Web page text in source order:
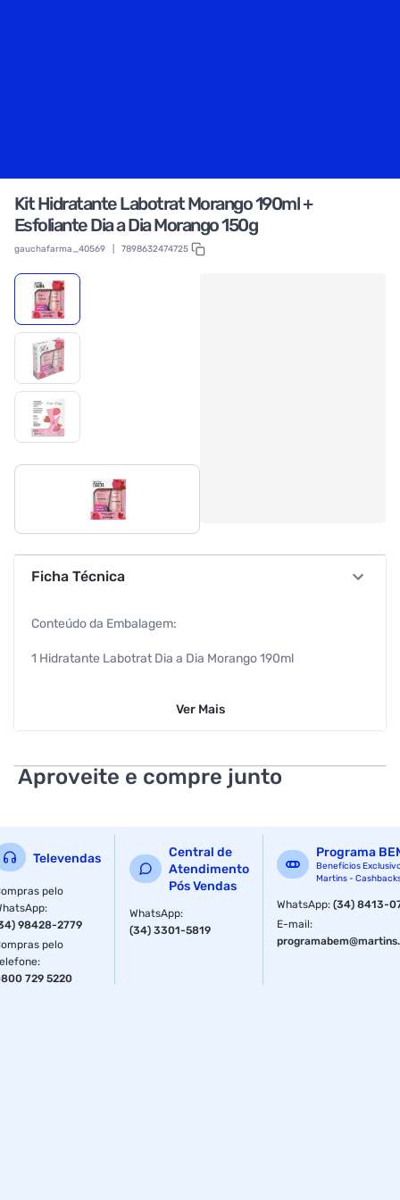
Kit Hidratante Labotrat Morango 190ml +
Esfoliante Dia a Dia Morango 150g
gauchafarma_40569 7898632474725
Ficha Técnica
Conteúdo da Embalagem:
1 Hidratante Labotrat Dia a Dia Morango 190ml
Hidratante Labotrat Morango 190ml
Conteúdo: 190ml
Fragrância: Morango
Linha do Produto: Dia a Dia
Ean: 7898632474725
Características Adicionais:
Ver Mais
Aproveite e compre junto
Televendas
pelo
:
98428-2779
pelo
:
729 5220
Central de
Atendimento
Pós Vendas
WhatsApp:
(34) 3301-5819
Programa
Benefícios
Martins -
WhatsApp:(34) 8413-
E-mail: